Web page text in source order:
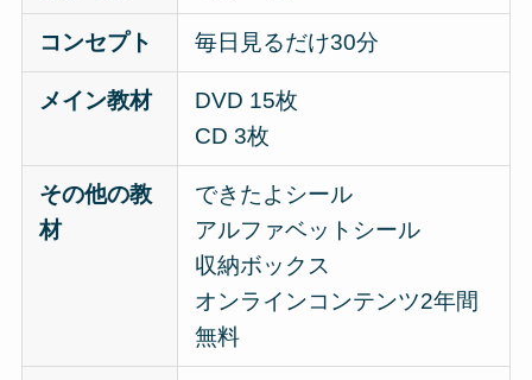
コンセプト 毎日見るだけ30分
メイン教材
DVD 15枚
CD 3枚
その他の教
材
できたよシール
アルファベットシール
収納ボックス
オンラインコンテンツ2年間
無料